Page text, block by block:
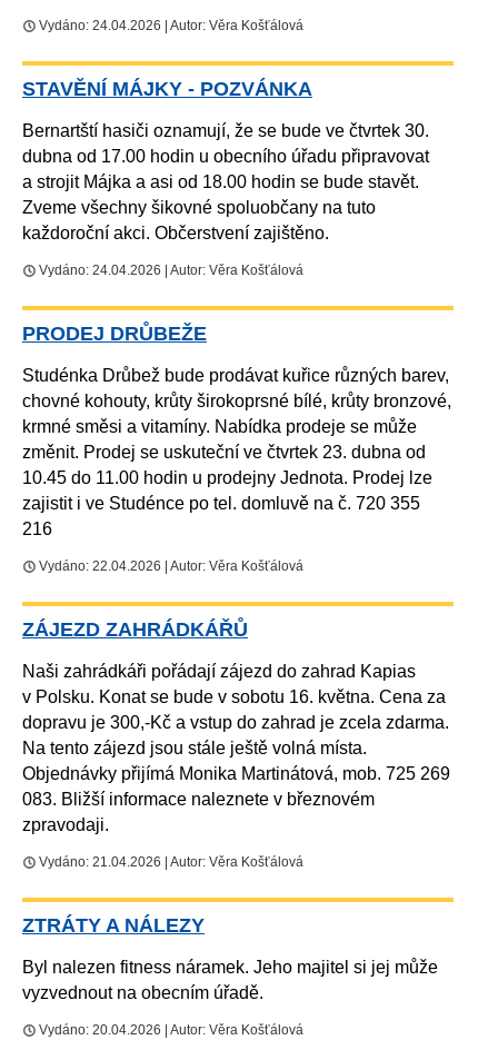
Vydáno: 24.04.2026 | Autor: Věra Košťálová
STAVĚNÍ MÁJKY - POZVÁNKA
Bernartští hasiči oznamují, že se bude ve čtvrtek 30.
dubna od 17.00 hodin u obecního úřadu připravovat
a strojit Májka a asi od 18.00 hodin se bude stavět.
Zveme všechny šikovné spoluobčany na tuto
každoroční akci. Občerstvení zajištěno.
Vydáno: 24.04.2026 | Autor: Věra Košťálová
PRODEJ DRŮBEŽE
Studénka Drůbež bude prodávat kuřice různých barev,
chovné kohouty, krůty širokoprsné bílé, krůty bronzové,
krmné směsi a vitamíny. Nabídka prodeje se může
změnit. Prodej se uskuteční ve čtvrtek 23. dubna od
10.45 do 11.00 hodin u prodejny Jednota. Prodej lze
zajistit i ve Studénce po tel. domluvě na č. 720 355
216
Vydáno: 22.04.2026 | Autor: Věra Košťálová
ZÁJEZD ZAHRÁDKÁŘŮ
Naši zahrádkáři pořádají zájezd do zahrad Kapias
v Polsku. Konat se bude v sobotu 16. května. Cena za
dopravu je 300,-Kč a vstup do zahrad je zcela zdarma.
Na tento zájezd jsou stále ještě volná místa.
Objednávky přijímá Monika Martinátová, mob. 725 269
083. Bližší informace naleznete v březnovém
zpravodaji.
Vydáno: 21.04.2026 | Autor: Věra Košťálová
ZTRÁTY A NÁLEZY
Byl nalezen fitness náramek. Jeho majitel si jej může
vyzvednout na obecním úřadě.
Vydáno: 20.04.2026 | Autor: Věra Košťálová